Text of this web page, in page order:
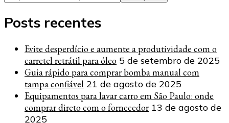
Posts recentes
Evite desperdício e aumente a produtividade com o
carretel retrátil para óleo 5 de setembro de 2025
Guia rápido para comprar bomba manual com
tampa confiável 21 de agosto de 2025
Equipamentos para lavar carro em São Paulo: onde
comprar direto com o fornecedor 13 de agosto de
2025